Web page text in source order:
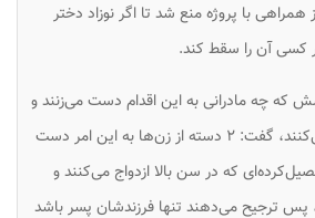
با پروژه منع شد تا اگر نوزاد دختر
کسی آن را سقط کند.
که چه مادرانی به این اقدام دست می‌زنند و
فرزند دخترشان را سقط می‌کنند، گفت: ۲ دسته از زن‌ها به این امر دست
که در سن بالا ازدواج می‌کنند و
پس ترجیح می‌دهند تنها فرزندشان پسر باشد